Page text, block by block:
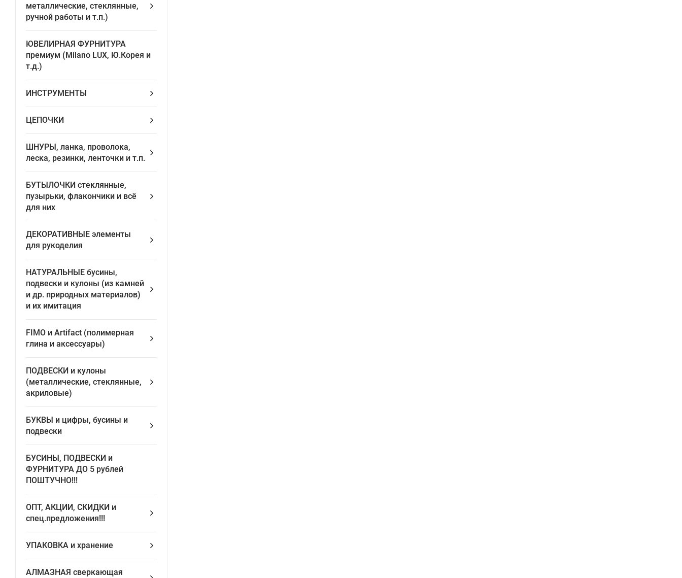
металлические, стеклянные,
ручной работы и т.п.)
ЮВЕЛИРНАЯ ФУРНИТУРА
премиум (Milano LUX, Ю.Корея и
т.д.)
ИНСТРУМЕНТЫ
ЦЕПОЧКИ
ШНУРЫ, ланка, проволока,
леска, резинки, ленточки и т.п.
БУТЫЛОЧКИ стеклянные,
пузырьки, флакончики и всё
для них
ДЕКОРАТИВНЫЕ элементы
для рукоделия
НАТУРАЛЬНЫЕ бусины,
подвески и кулоны (из камней
и др. природных материалов)
и их имитация
FIMO и Artifact (полимерная
глина и аксессуары)
ПОДВЕСКИ и кулоны
(металлические, стеклянные,
акриловые)
БУКВЫ и цифры, бусины и
подвески
БУСИНЫ, ПОДВЕСКИ и
ФУРНИТУРА ДО 5 рублей
ПОШТУЧНО!!!
ОПТ, АКЦИИ, СКИДКИ и
спец.предложения!!!
УПАКОВКА и хранение
АЛМАЗНАЯ сверкающая